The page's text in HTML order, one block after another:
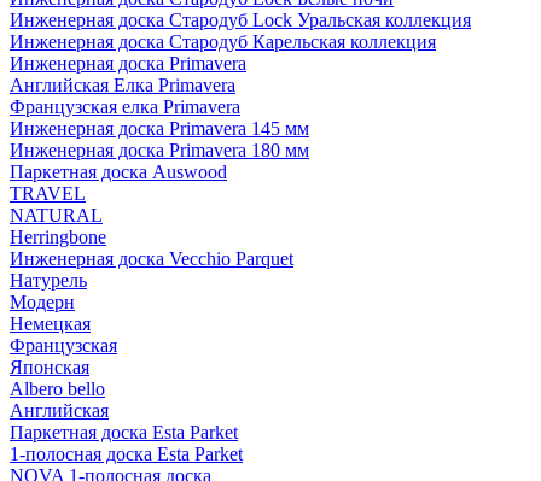
Инженерная доска Стародуб Lock Уральская коллекция
Инженерная доска Стародуб Карельская коллекция
Инженерная доска Primavera
Английская Елка Primavera
Французская елка Primavera
Инженерная доска Primavera 145 мм
Инженерная доска Primavera 180 мм
Паркетная доска Auswood
TRAVEL
NATURAL
Herringbone
Инженерная доска Vecchio Parquet
Натурель
Модерн
Немецкая
Французская
Японская
Albero bello
Английская
Паркетная доска Esta Parket
1-полосная доска Esta Parket
NOVA 1-полосная доска